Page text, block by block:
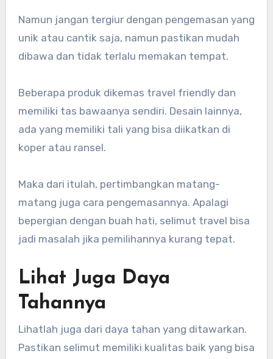
Namun jangan tergiur dengan pengemasan yang
unik atau cantik saja, namun pastikan mudah
dibawa dan tidak terlalu memakan tempat.
Beberapa produk dikemas travel friendly dan
memiliki tas bawaanya sendiri. Desain lainnya,
ada yang memiliki tali yang bisa diikatkan di
koper atau ransel.
Maka dari itulah, pertimbangkan matang-
matang juga cara pengemasannya. Apalagi
bepergian dengan buah hati, selimut travel bisa
jadi masalah jika pemilihannya kurang tepat.
Lihat Juga Daya
Tahannya
Lihatlah juga dari daya tahan yang ditawarkan.
Pastikan selimut memiliki kualitas baik yang bisa